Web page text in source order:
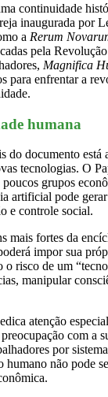
continuidade
inaugurada por
a Rerum
pela
Magnifica
para enfrentar a
humana
do documento está
tecnologias. O
grupos
artificial pode
e controle social.
mais fortes da
impor sua
o risco de um
manipular
atenção
com a
por
humano não pode